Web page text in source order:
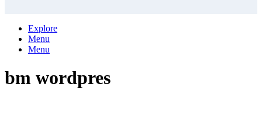
Explore
Menu
Menu
bm wordpres